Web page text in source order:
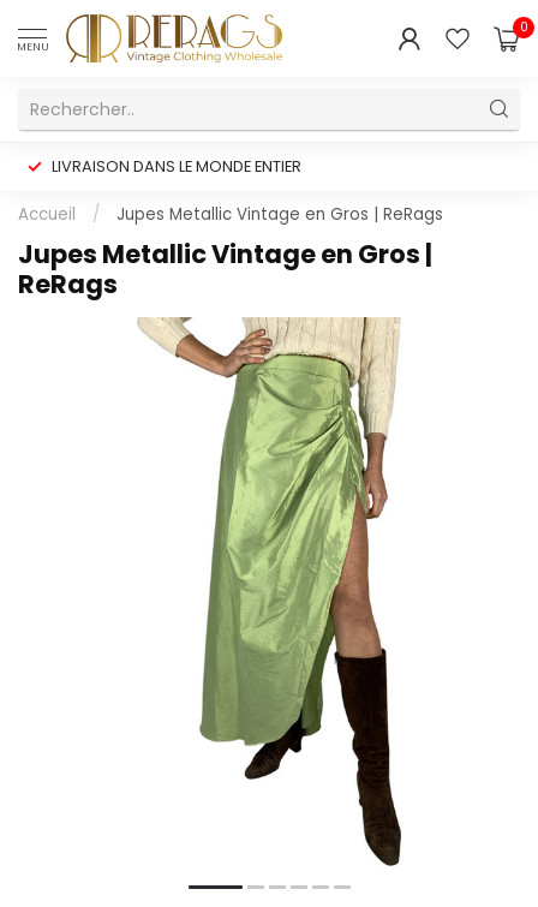
MENU
0
LIVRAISON DANS LE MONDE ENTIER
Accueil / Jupes Metallic Vintage en Gros | ReRags
Jupes Metallic Vintage en Gros |
ReRags